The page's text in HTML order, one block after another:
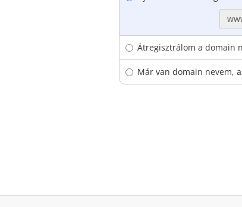
Átregisztrálom a domain
Már van domain nevem,